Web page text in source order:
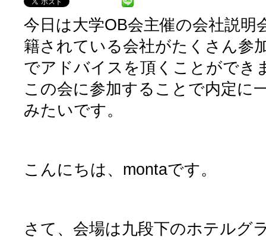
今日は大学OB会主催の会社説明
籍されている会社がたくさん参
でアドバイスを頂くことができ
この会に参加することで内定に
みたいです。
こんにちは、montaです。
さて、会場は九段下のホテルグ